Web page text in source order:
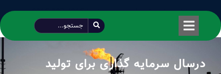
طراحی شده توسط محمود سیفی | 4215 887 0915
درسال سرمایه گذاری برای تولید